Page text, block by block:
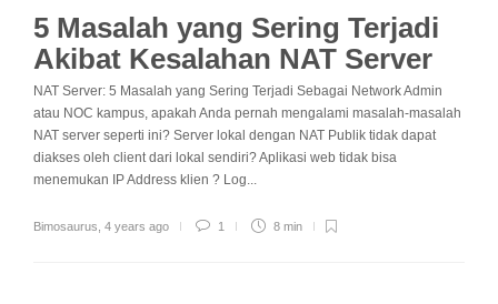
5 Masalah yang Sering Terjadi
Akibat Kesalahan NAT Server
NAT Server: 5 Masalah yang Sering Terjadi Sebagai Network Admin
atau NOC kampus, apakah Anda pernah mengalami masalah-masalah
NAT server seperti ini? Server lokal dengan NAT Publik tidak dapat
diakses oleh client dari lokal sendiri? Aplikasi web tidak bisa
menemukan IP Address klien ? Log...
Bimosaurus 4 years ago 1 8 min